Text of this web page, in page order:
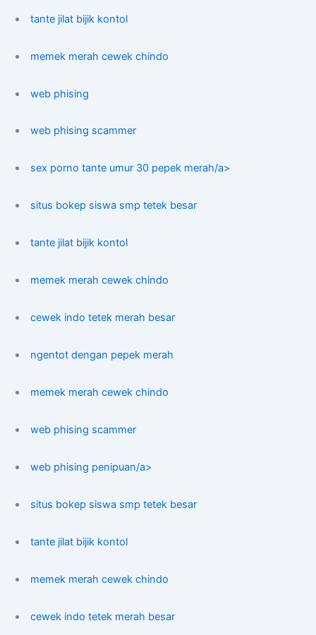
tante jilat bijik kontol
memek merah cewek chindo
web phising
web phising scammer
sex porno tante umur 30 pepek merah/a>
situs bokep siswa smp tetek besar
tante jilat bijik kontol
memek merah cewek chindo
cewek indo tetek merah besar
ngentot dengan pepek merah
memek merah cewek chindo
web phising scammer
web phising penipuan/a>
situs bokep siswa smp tetek besar
tante jilat bijik kontol
memek merah cewek chindo
cewek indo tetek merah besar